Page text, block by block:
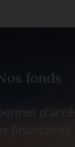
fonds
financières